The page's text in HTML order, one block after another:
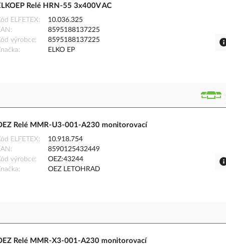
Relé HRN-55 3x400V AC
ELFETEX
10.036.325
8595188137225
výrobce
8595188137225
ELKO EP
Relé MMR-U3-001-A230 monitorovací
ELFETEX
10.918.754
8590125432449
výrobce
OEZ:43244
OEZ LETOHRAD
Relé MMR-X3-001-A230 monitorovací